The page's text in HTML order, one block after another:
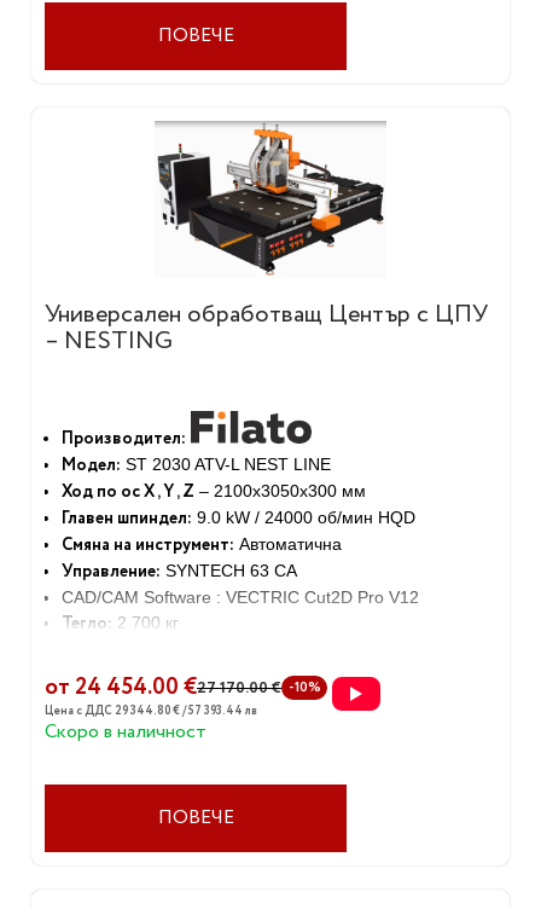
ПОВЕЧЕ
Универсален обработващ Център с ЦПУ
– NESTING
Производител:
Модел: ST 2030 ATV-L NEST LINE
Ход по ос X , Y , Z – 2100x3050x300 мм
Главен шпиндел: 9.0 kW / 24000 об/мин HQD
Смяна на инструмент: Автоматична
Управление: SYNTECH 63 CA
CAD/CAM Software : VECTRIC Cut2D Pro V12
Тегло: 2 700 кг
от 24 454.00 €27 170.00 € -10%
Цена с ДДС 29 344.80 € / 57 393.44 лв
Скоро в наличност
ПОВЕЧЕ